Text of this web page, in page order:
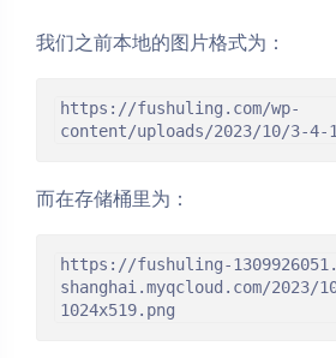
我们之前本地的图片格式为：
https://fushuling.com/wp-
content/uploads/2023/10/3-4-
而在存储桶里为：
https://fushuling-
shanghai.myqcloud.com/2023/
1024x519.png